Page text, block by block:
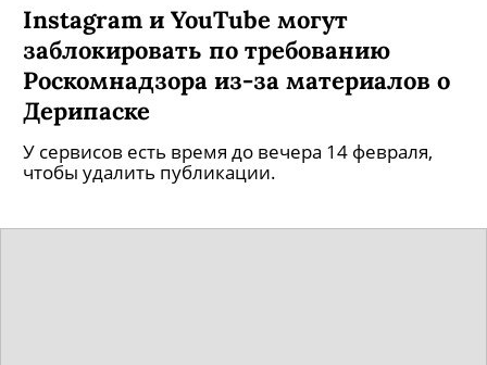
Instagram и YouTube могут
заблокировать по требованию
Роскомнадзора из-за материалов о
Дерипаске
У сервисов есть время до вечера 14 февраля,
чтобы удалить публикации.